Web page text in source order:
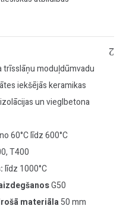
trīsslāņu moduļdūmvadu
iekšējās keramikas
un vieglbetona
no 60°C līdz 600°C
T400
līdz 1000°C
G50
materiāla50 mm